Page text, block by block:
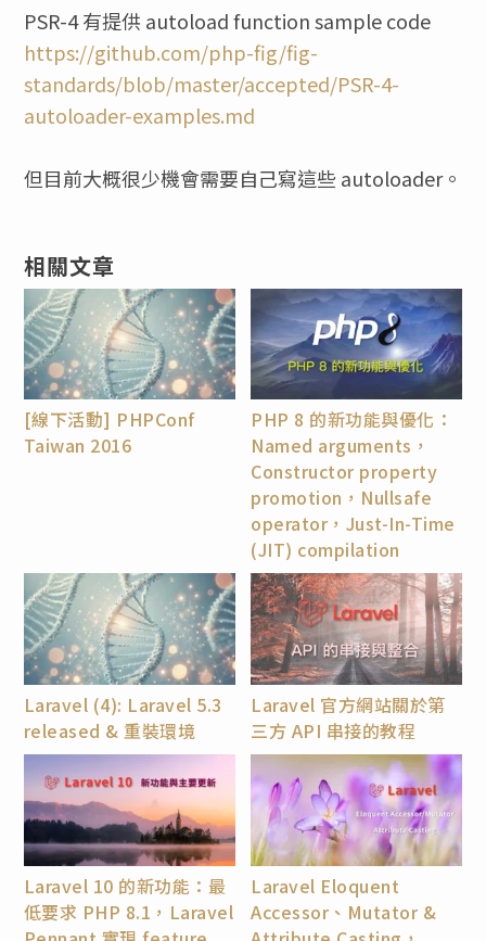
PSR-4 有提供 autoload function sample code
https://github.com/php-fig/fig-
standards/blob/master/accepted/PSR-4-
autoloader-examples.md
但目前大概很少機會需要自己寫這些 autoloader。
相關文章
[線下活動] PHPConf
Taiwan 2016
PHP 8 的新功能與優化：
Named arguments，
Constructor property
promotion，Nullsafe
operator，Just-In-Time
(JIT) compilation
Laravel (4): Laravel 5.3
released & 重裝環境
Laravel 官方網站關於第
三方 API 串接的教程
Laravel 10 的新功能：最
低要求 PHP 8.1，Laravel
Laravel Eloquent
Accessor、Mutator &